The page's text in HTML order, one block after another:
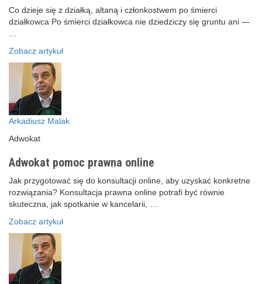
Co dzieje się z działką, altaną i członkostwem po śmierci
działkowca Po śmierci działkowca nie dziedziczy się gruntu ani —
…
Zobacz artykuł
Arkadiusz Malak
Adwokat
Adwokat pomoc prawna online
Jak przygotować się do konsultacji online, aby uzyskać konkretne
rozwiązania? Konsultacja prawna online potrafi być równie
skuteczna, jak spotkanie w kancelarii, …
Zobacz artykuł